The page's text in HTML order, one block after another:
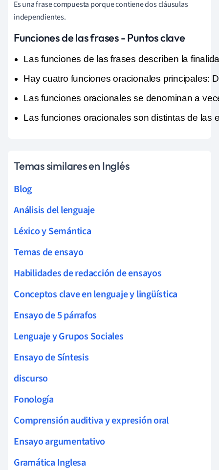
Es una frase compuesta porque contiene dos cláusulas
independientes.
Funciones de las frases - Puntos clave
Las funciones de las frases describen la
Hay cuatro funciones oracionales principales:
Las funciones oracionales se denominan a
Las funciones oracionales son distintas de las
Temas similares en Inglés
Blog
Análisis del lenguaje
Léxico y Semántica
Temas de ensayo
Habilidades de redacción de ensayos
Conceptos clave en lenguaje y lingüística
Ensayo de 5 párrafos
Lenguaje y Grupos Sociales
Ensayo de Síntesis
discurso
Fonología
Comprensión auditiva y expresión oral
Ensayo argumentativo
Gramática Inglesa